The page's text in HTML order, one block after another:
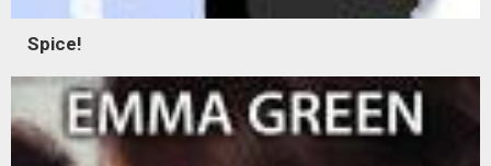
Spice!